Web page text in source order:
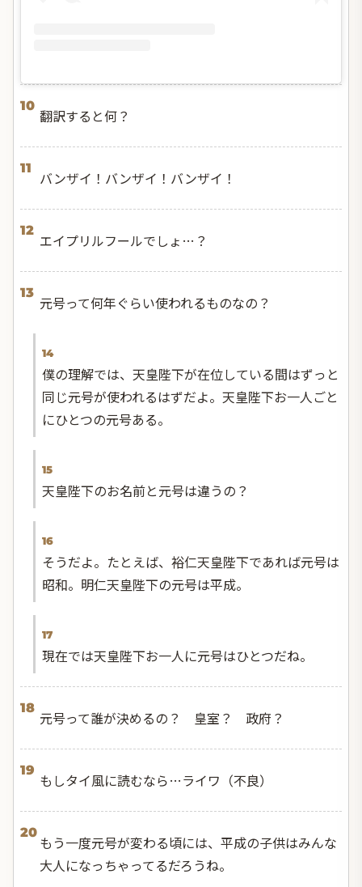
10
翻訳すると何？
11
バンザイ！バンザイ！バンザイ！
12
エイプリルフールでしょ…？
13
元号って何年ぐらい使われるものなの？
14
僕の理解では、天皇陛下が在位している間はずっと
同じ元号が使われるはずだよ。天皇陛下お一人ごと
にひとつの元号ある。
15
天皇陛下のお名前と元号は違うの？
16
そうだよ。たとえば、裕仁天皇陛下であれば元号は
昭和。明仁天皇陛下の元号は平成。
17
現在では天皇陛下お一人に元号はひとつだね。
18
元号って誰が決めるの？ 皇室？ 政府？
19
もしタイ風に読むなら…ライワ（不良）
20
もう一度元号が変わる頃には、平成の子供はみんな
大人になっちゃってるだろうね。